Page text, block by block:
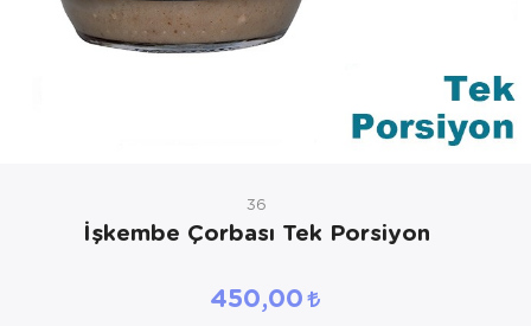
36
İşkembe Çorbası Tek Porsiyon
450,00